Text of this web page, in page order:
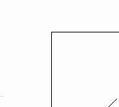
/
/　
＿＿＿_